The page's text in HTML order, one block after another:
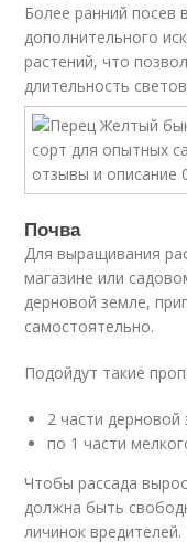
Более ранний посев
дополнительного
растений, что
длительность
Почва
Для выращивания
магазине или
дерновой земле,
самостоятельно.
Подойдут такие
2 части дерновой
по 1 части
Чтобы рассада
должна быть
личинок вредителей.